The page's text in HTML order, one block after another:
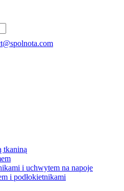
tkaniną
i uchwytem na napoje
i podłokietnikami